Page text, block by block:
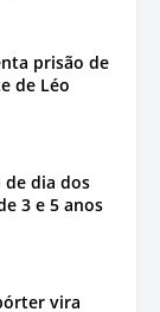
prisão de
de Léo
de dia dos
3 e 5 anos
vira